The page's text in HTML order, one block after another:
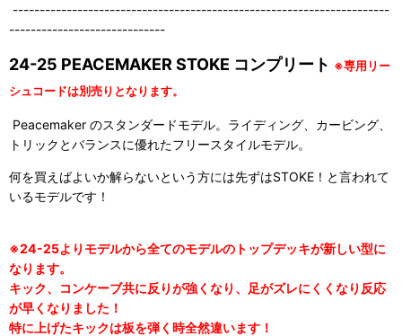
----------------------------------------------------------------------
-----------------------------
24-25 PEACEMAKER STOKE コンプリート ※専用リー
シュコードは別売りとなります。
Peacemaker のスタンダードモデル。ライディング、カービング、
トリックとバランスに優れたフリースタイルモデル。
何を買えばよいか解らないという方には先ずはSTOKE！と言われて
いるモデルです！
※24-25よりモデルから全てのモデルのトップデッキが新しい型に
なります。
キック、コンケーブ共に反りが強くなり、足がズレにくくなり反応
が早くなりました！
特に上げたキックは板を弾く時全然違います！